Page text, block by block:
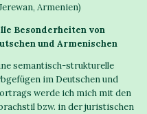
Armenien)
Besonderheiten von
und Armenischen
semantisch-strukturelle
im Deutschen und
werde ich mich mit den
bzw. in der juristischen